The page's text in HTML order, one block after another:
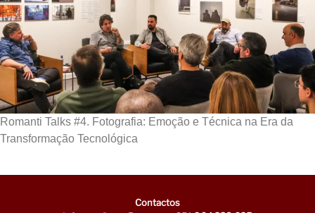
Romanti Talks #4. Fotografia: Emoção e Técnica na Era da
Transformação Tecnológica
Contactos